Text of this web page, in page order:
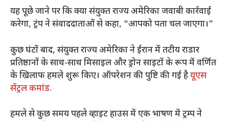
यह पूछे जाने पर कि क्या संयुक्त राज्य अमेरिका जवाबी कार्रवाई
करेगा, ट्रंप ने संवाददाताओं से कहा, “आपको पता चल जाएगा।”
कुछ घंटों बाद, संयुक्त राज्य अमेरिका ने ईरान में तटीय राडार
प्रतिष्ठानों के साथ-साथ मिसाइल और ड्रोन साइटों के रूप में वर्णित
के खिलाफ हमले शुरू किए। ऑपरेशन की पुष्टि की गई हैयूएस
सेंट्रल कमांड.
हमले से कुछ समय पहले व्हाइट हाउस में एक भाषण में ट्रम्प ने